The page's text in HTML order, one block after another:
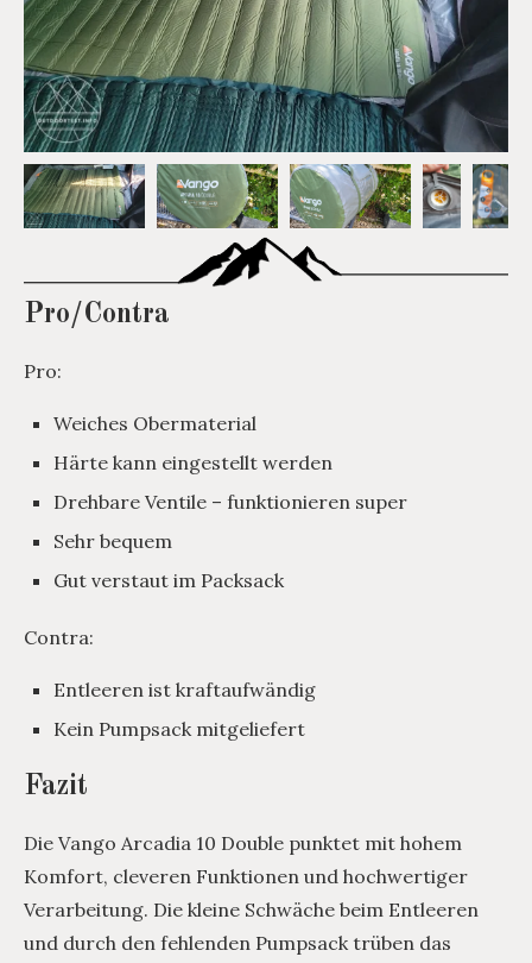
Pro/Contra
Pro:
Weiches Obermaterial
Härte kann eingestellt werden
Drehbare Ventile – funktionieren super
Sehr bequem
Gut verstaut im Packsack
Contra:
Entleeren ist kraftaufwändig
Kein Pumpsack mitgeliefert
Fazit
Die Vango Arcadia 10 Double punktet mit hohem
Komfort, cleveren Funktionen und hochwertiger
Verarbeitung. Die kleine Schwäche beim Entleeren
und durch den fehlenden Pumpsack trüben das